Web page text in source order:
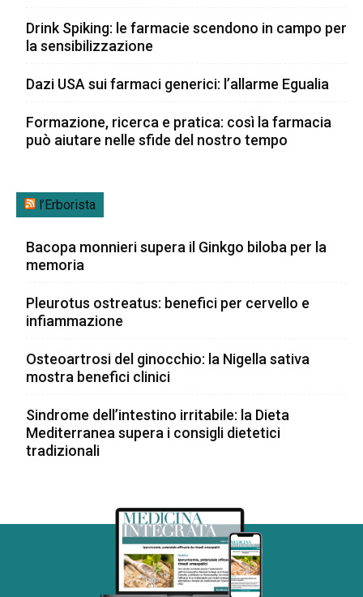
Drink Spiking: le farmacie scendono in campo per
la sensibilizzazione
Dazi USA sui farmaci generici: l’allarme Egualia
Formazione, ricerca e pratica: così la farmacia
può aiutare nelle sfide del nostro tempo
l’Erborista
Bacopa monnieri supera il Ginkgo biloba per la
memoria
Pleurotus ostreatus: benefici per cervello e
infiammazione
Osteoartrosi del ginocchio: la Nigella sativa
mostra benefici clinici
Sindrome dell’intestino irritabile: la Dieta
Mediterranea supera i consigli dietetici
tradizionali